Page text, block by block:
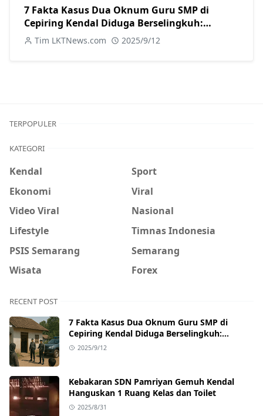
7 Fakta Kasus Dua Oknum Guru SMP di
Cepiring Kendal Diduga Berselingkuh:
Kronologi, Pengakuan, hingga Sanksi
Tim LKTNews.com 2025/9/12
TERPOPULER
KATEGORI
Kendal
Sport
Ekonomi
Viral
Video Viral
Nasional
Lifestyle
Timnas Indonesia
PSIS Semarang
Semarang
Wisata
Forex
RECENT POST
7 Fakta Kasus Dua Oknum Guru SMP di
Cepiring Kendal Diduga Berselingkuh:
Kronologi, Pengakuan, hingga Sanksi
2025/9/12
Kebakaran SDN Pamriyan Gemuh Kendal
Hanguskan 1 Ruang Kelas dan Toilet
2025/8/31